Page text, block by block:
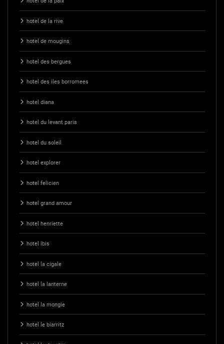
hotel de la rive
hotel de mougins
hotel des bergues
hotel des iles borromees
hotel diana
hotel du levant paris
hotel du soleil
hotel explorer
hotel felicien
hotel grand amour
hotel henriette
hotel ibis
hotel la cigale
hotel la lanterne
hotel la mongie
hotel le biarritz